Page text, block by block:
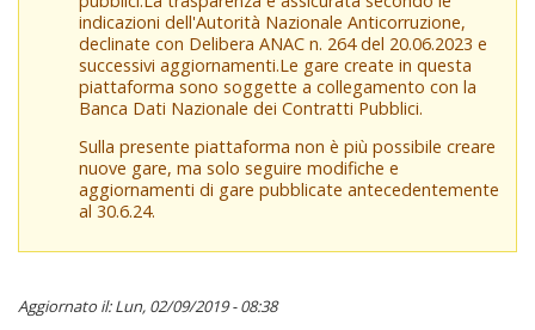
indicazioni dell'Autorità Nazionale Anticorruzione,
declinate con Delibera ANAC n. 264 del 20.06.2023 e
successivi aggiornamenti.Le gare create in questa
piattaforma sono soggette a collegamento con la
Banca Dati Nazionale dei Contratti Pubblici.
Sulla presente piattaforma non è più possibile creare
nuove gare, ma solo seguire modifiche e
aggiornamenti di gare pubblicate antecedentemente
al 30.6.24.
Aggiornato il: Lun, 02/09/2019 - 08:38